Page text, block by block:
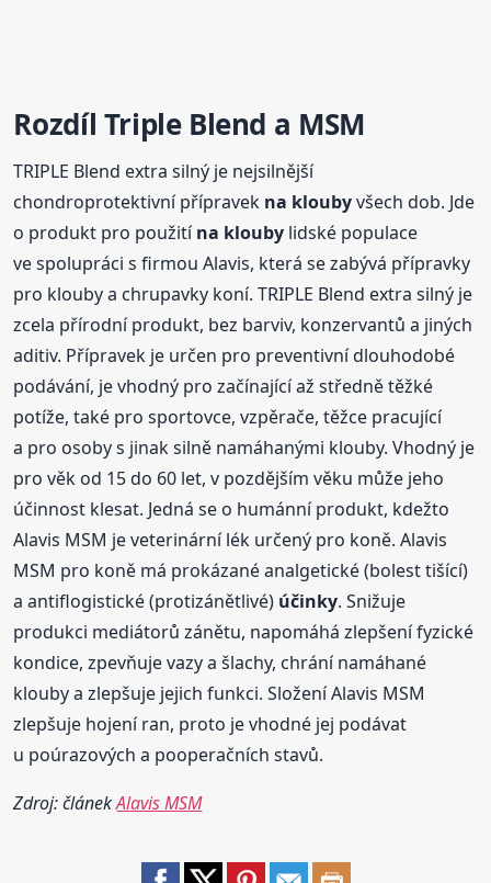
Rozdíl Triple Blend a MSM
TRIPLE Blend extra silný je nejsilnější
chondroprotektivní přípravek na kloubyvšech dob. Jde
o produkt pro použitína klouby lidské populace
ve spolupráci s firmou Alavis, která se zabývá přípravky
pro klouby a chrupavky koní. TRIPLE Blend extra silný je
zcela přírodní produkt, bez barviv, konzervantů a jiných
aditiv. Přípravek je určen pro preventivní dlouhodobé
podávání, je vhodný pro začínající až středně těžké
potíže, také pro sportovce, vzpěrače, těžce pracující
a pro osoby s jinak silně namáhanými klouby. Vhodný je
pro věk od 15 do 60 let, v pozdějším věku může jeho
účinnost klesat. Jedná se o humánní produkt, kdežto
Alavis MSM je veterinární lék určený pro koně. Alavis
MSM pro koně má prokázané analgetické (bolest tišící)
a antiflogistické (protizánětlivé) účinky. Snižuje
produkci mediátorů zánětu, napomáhá zlepšení fyzické
kondice, zpevňuje vazy a šlachy, chrání namáhané
klouby a zlepšuje jejich funkci. Složení Alavis MSM
zlepšuje hojení ran, proto je vhodné jej podávat
u poúrazových a pooperačních stavů.
Zdroj: článekAlavis MSM